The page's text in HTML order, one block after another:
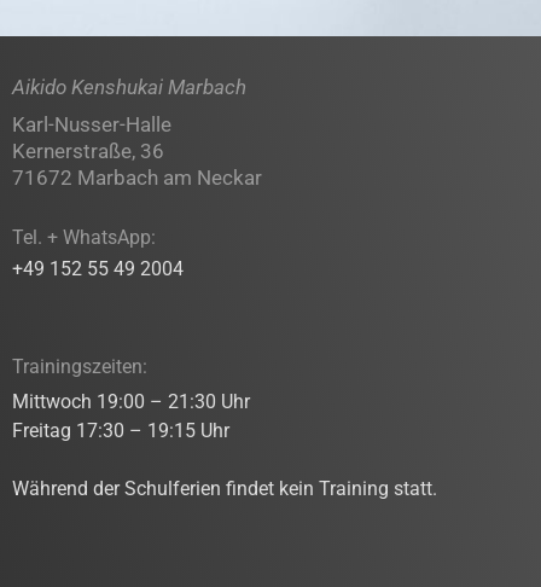
Aikido Kenshukai Marbach
Karl-Nusser-Halle
Kernerstraße, 36
71672 Marbach am Neckar
Tel. + WhatsApp:
+49 152 55 49 2004
Trainingszeiten:
Mittwoch 19:00 – 21:30 Uhr
Freitag 17:30 – 19:15 Uhr
Während der Schulferien findet kein Training statt.